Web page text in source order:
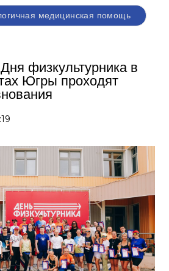
медицинская помощь
физкультурника в
Югры проходят